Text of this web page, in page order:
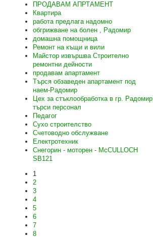
ПРОДАВАМ АПРТАМЕНТ
Квартира
работа предлага надомно
обгрижване на болен , Радомир
домашна помощница
Ремонт на къщи и вили
Майстор извършва Строително
ремонтни дейности
продавам апартамент
Търся обзаведен апартамент под
наем-Радомир
Цех за стъклообработка в гр. Радомир
търси персонал
Педагог
Сухо строителство
Счетоводно обслужване
Електротехник
Снегорин - моторен - McCULLOCH
SB121
1
2
3
4
5
6
7
8